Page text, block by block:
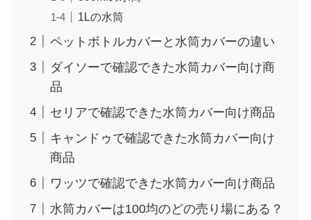
1Lの水筒
ペットボトルカバーと水筒カバーの違い
ダイソーで確認できた水筒カバー向け商
品
セリアで確認できた水筒カバー向け商品
キャンドゥで確認できた水筒カバー向け
商品
ワッツで確認できた水筒カバー向け商品
水筒カバーは100均のどの売り場にある？